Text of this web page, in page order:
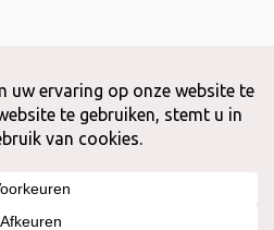
2026 Snuffelstore
-info@snuffelstore.be
byWeCodeIT